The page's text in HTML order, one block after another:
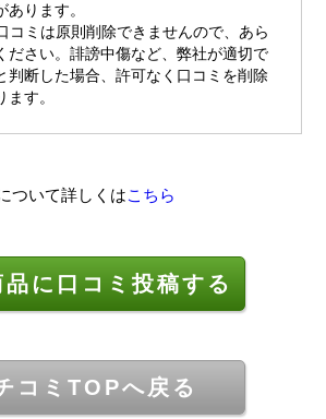
あります。
コミは原則削除できませんので、あら
ださい。誹謗中傷など、弊社が適切で
判断した場合、許可なく口コミを削除
す。
ついて詳しくはこちら
品に口コミ投稿する
コミTOPへ戻る